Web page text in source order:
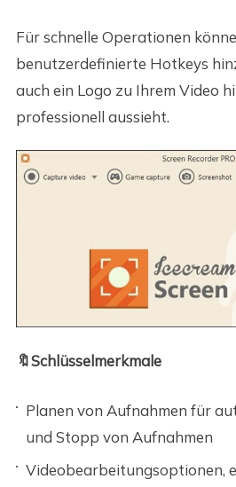
Für schnelle Operationen
benutzerdefinierte Hotkeys
auch ein Logo zu Ihrem Video
professionell aussieht.
🔖Schlüsselmerkmale
Planen von Aufnahmen für
und Stopp von Aufnahmen
Videobearbeitungsoptionen,